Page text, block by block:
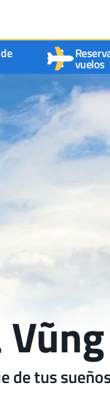
vuelos
de tus